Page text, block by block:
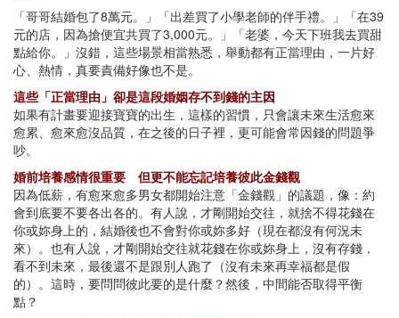
「哥哥結婚包了8萬元。」「出差買了小學老師的伴手禮。」「在39
元的店，因為搶便宜共買了3,000元。」「老婆，今天下班我去買甜
點給你。」沒錯，這些場景相當熟悉，舉動都有正當理由，一片好
心、熱情，真要責備好像也不是。
這些「正當理由」卻是這段婚姻存不到錢的主因
如果有計畫要迎接寶寶的出生，這樣的習慣，只會讓未來生活愈來
愈累、愈來愈沒品質，在之後的日子裡，更可能會常因錢的問題爭
吵。
婚前培養感情很重要 但更不能忘記培養彼此金錢觀
因為低薪，有愈來愈多男女都開始注意「金錢觀」的議題，像：約
會到底要不要各出各的。有人說，才剛開始交往，就捨不得花錢在
你或妳身上的，結婚後也不會對你或妳多好（現在都沒有何況未
來）。也有人說，才剛開始交往就花錢在你或妳身上，沒有存錢，
看不到未來，最後還不是跟別人跑了（沒有未來再幸福都是假
的）。這時，要問問彼此要的是什麼？然後，中間能否取得平衡
點？